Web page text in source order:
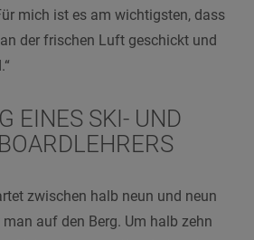
mich ist es am wichtigsten, dass
der frischen Luft geschickt und
EINES SKI- UND
zwischen halb neun und neun
man auf den Berg. Um halb zehn